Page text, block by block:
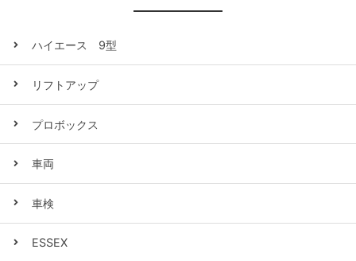
ハイエース 9型
リフトアップ
プロボックス
車両
車検
ESSEX